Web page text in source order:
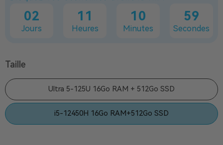
02
Jours
11
Heures
10
Minutes
57
Secondes
Taille
Ultra 5-125U 16Go RAM + 512Go SSD
i5-12450H 16Go RAM+512Go SSD